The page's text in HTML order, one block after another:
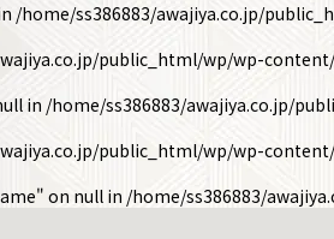
/home/ss386883/awajiya.co.jp/
public_html/wp/wp-
in /home/ss386883/awajiya.co.jp/
public_html/wp/wp-
on null in /home/ss386883/